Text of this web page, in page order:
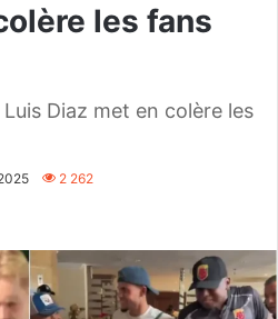
les fans
Diaz met en colère les
2 262